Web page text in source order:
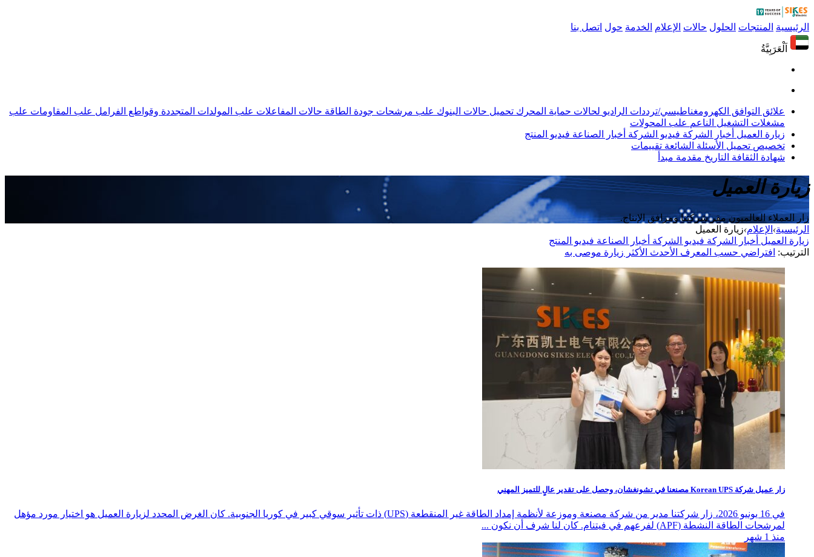
الرئيسية المنتجات الحلول حالات الإعلام الخدمة حول اتصل بنا
اَلْعَرَبِيَّةُ
علائق التوافق الكهرومغناطيسي/ترددات الراديو لحالات حماية المحرك تحميل حالات البنوك علب مرشحات جودة الطاقة حالات المفاعلات علب المولدات المتجددة وقواطع الفرامل علب المقاومات علب
مشغلات التشغيل الناعم علب المحولات
زيارة العميل أخبار الشركة فيديو الشركة أخبار الصناعة فيديو المنتج
تخصيص تحميل الأسئلة الشائعة تقييمات
شهادة الثقافة التاريخ مقدمة مبدأ
زيارة العميل
زار العملاء العالميون مقر شركتنا ومرافق الإنتاج.
الرئيسية› الإعلام›زيارة العميل
زيارة العميل أخبار الشركة فيديو الشركة أخبار الصناعة فيديو المنتج
الترتيب: افتراضي حسب المعرف الأحدث الأكثر زيارة موصى به
زار عميل شركة Korean UPS مصنعنا في تشونغشان، وحصل على تقدير عالٍ للتميز المهني
في 16 يونيو 2026، زار شركتنا مدير من شركة مصنعة وموزعة لأنظمة إمداد الطاقة غير المنقطعة (UPS) ذات تأثير سوقي كبير في كوريا الجنوبية. كان الغرض المحدد لزيارة العميل هو اختيار مورد مؤهل
لمرشحات الطاقة النشطة (APF) لفرعهم في فيتنام. كان لنا شرف أن نكون ...
منذ 1 شهر